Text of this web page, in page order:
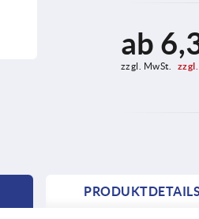
ab
zzgl. MwSt.
PRODUKTDETAILS